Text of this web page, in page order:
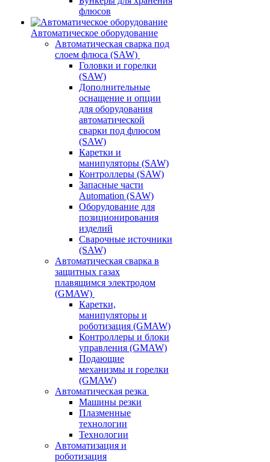
флюсов
Автоматическое оборудование
Автоматическая сварка под
слоем флюса (SAW)
Головки и горелки
(SAW)
Дополнительные
оснащение и опции
для оборудования
автоматической
сварки под флюсом
(SAW)
Каретки и
манипуляторы (SAW)
Контроллеры (SAW)
Запасные части
Automation (SAW)
Оборудование для
позиционирования
изделий
Сварочные источники
(SAW)
Автоматическая сварка в
защитных газах
плавящимся электродом
(GMAW)
Каретки,
манипуляторы и
роботизация (GMAW)
Контроллеры и блоки
управления (GMAW)
Подающие
механизмы и горелки
(GMAW)
Автоматическая резка
Машины резки
Плазменные
технологии
Технологии
Автоматизация и
роботизация